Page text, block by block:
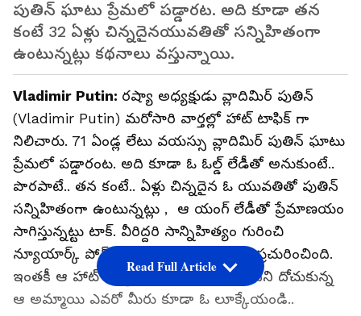
పుతిన్ ఘాటు ప్రేమలో పడ్డారట. అది కూడా తన
కంటే 32 ఏళ్లు చిన్నదైనయువతితో సన్నిహితంగా
ఉంటున్నట్లు కథనాలు వస్తున్నాయి.
Vladimir Putin: రష్యా అధ్యక్షుడు వ్లాదిమిర్ పుతిన్
(Vladimir Putin) మరోసారి వార్తల్లో హాట్ టాఫిక్ గా
నిలిచారు. 71 ఏండ్ల లేటు వయస్సు వ్లాదిమిర్ పుతిన్ ఘాటు
ప్రేమలో పడ్డారంట. అది కూడా ఓ ఓల్డ్ లేడీతో అనుకుంటే..
పొరపాటే.. తన కంటే.. ఏళ్లు చిన్నదైన ఓ యువతితో పుతిన్
సన్నిహితంగా ఉంటున్నట్లు , ఆ యంగ్ లేడీతో ప్రేమాణయం
సాగిస్తున్నట్టు టాక్. వీరిద్దరి సాన్నిహిత్యం గురించి
న్యూయార్క్ పోస్ట్ వార్తాపత్రిక ఒక కథనాన్ని ప్రచురించింది.
ఇంతకీ ఆ హాట్ బ్యూటీ ఎవరు? పుతిన్ మదిని దోచుకున్న
ఆ అమ్మాయి ఎవరో మీరు కూడా ఓ లూక్కేయండి..
Read Full Article